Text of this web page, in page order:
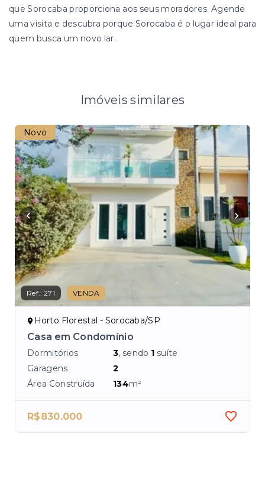
que Sorocaba proporciona aos seus moradores. Agende
uma visita e descubra porque Sorocaba é o lugar ideal para
quem busca um novo lar.
Imóveis similares
Novo
Ref.:271 VENDA
Horto Florestal - Sorocaba/SP
Casa em Condomínio
Dormitórios 3, sendo 1 suíte
Garagens
2
Área Construída
134m²
R$830.000